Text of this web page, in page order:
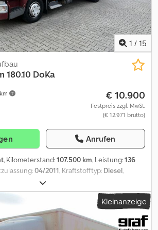
1 / 15
180.10 DoKa
€ 10.900
Festpreis zzgl. MwSt.
(€ 12.971 brutto)
Anrufen
, Kilometerstand:107.500 km, Leistung:136
04/2011 , Kraftstofftyp: Diesel
, maximales Ladegewicht:
kg, Achsen-Konfiguration:4x2, Radstand:
Motorbremsung
, Fahrerkabine:
Automatisch, Emissionsklasse:
, Laderaumvolumen:
, Laderaumlänge:
Kleinanzeige